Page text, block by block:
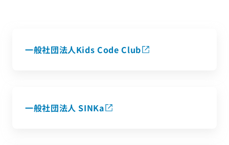
一般社団法人Kids Code Club
一般社団法人 SINKa